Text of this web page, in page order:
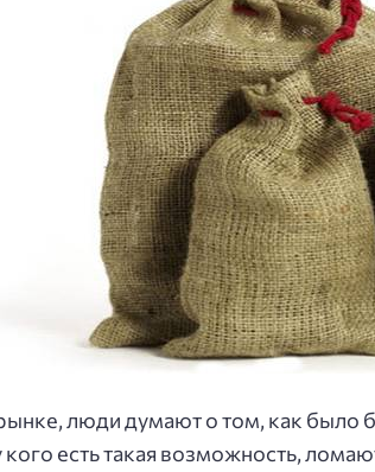
люди думают о том, как было
есть такая возможность,